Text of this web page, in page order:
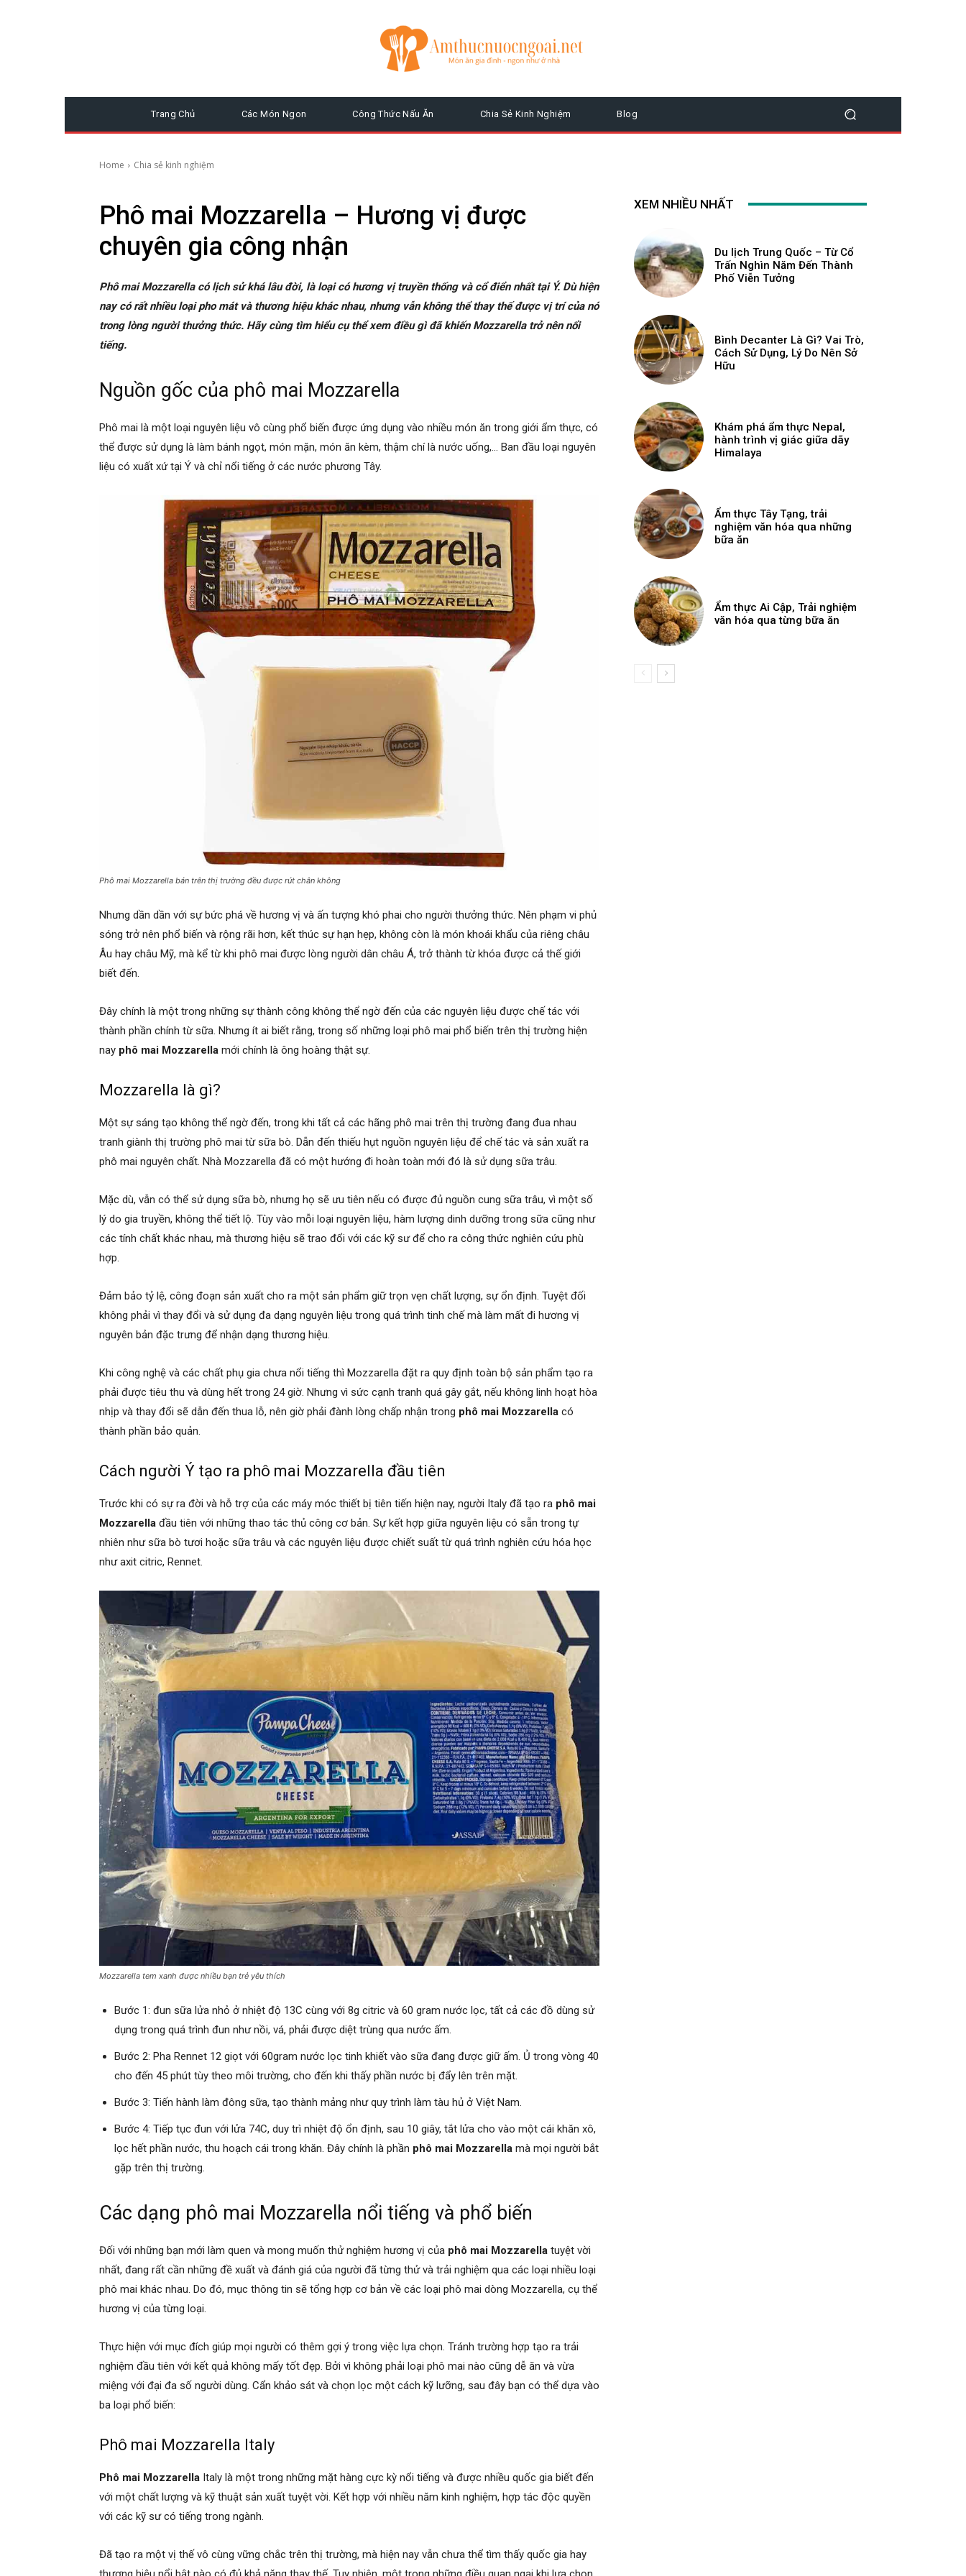
Trang Chủ Các Món Ngon Công Thức Nấu Ăn Chia Sẻ Kinh Nghiệm Blog
Home Chia sẻ kinh nghiệm
Phô mai Mozzarella – Hương vị được
chuyên gia công nhận
Phô mai Mozzarella có lịch sử khá lâu đời, là loại có hương vị truyền thống và cổ điển nhất tại Ý. Dù hiện
nay có rất nhiều loại pho mát và thương hiệu khác nhau, nhưng vẫn không thể thay thế được vị trí của nó
trong lòng người thưởng thức. Hãy cùng tìm hiểu cụ thể xem điều gì đã khiến Mozzarella trở nên nổi
tiếng.
Nguồn gốc của phô mai Mozzarella
Phô mai là một loại nguyên liệu vô cùng phổ biến được ứng dụng vào nhiều món ăn trong giới ẩm thực, có
thể được sử dụng là làm bánh ngọt, món mặn, món ăn kèm, thậm chí là nước uống,… Ban đầu loại nguyên
liệu có xuất xứ tại Ý và chỉ nổi tiếng ở các nước phương Tây.
Phô mai Mozzarella bán trên thị trường đều được rút chân không
Nhưng dần dần với sự bức phá về hương vị và ấn tượng khó phai cho người thưởng thức. Nên phạm vi phủ
sóng trở nên phổ biến và rộng rãi hơn, kết thúc sự hạn hẹp, không còn là món khoái khẩu của riêng châu
Âu hay châu Mỹ, mà kể từ khi phô mai được lòng người dân châu Á, trở thành từ khóa được cả thế giới
biết đến.
Đây chính là một trong những sự thành công không thể ngờ đến của các nguyên liệu được chế tác với
thành phần chính từ sữa. Nhưng ít ai biết rằng, trong số những loại phô mai phổ biến trên thị trường hiện
nay phô mai Mozzarella mới chính là ông hoàng thật sự.
Mozzarella là gì?
Một sự sáng tạo không thể ngờ đến, trong khi tất cả các hãng phô mai trên thị trường đang đua nhau
tranh giành thị trường phô mai từ sữa bò. Dẫn đến thiếu hụt nguồn nguyên liệu để chế tác và sản xuất ra
phô mai nguyên chất. Nhà Mozzarella đã có một hướng đi hoàn toàn mới đó là sử dụng sữa trâu.
Mặc dù, vẫn có thể sử dụng sữa bò, nhưng họ sẽ ưu tiên nếu có được đủ nguồn cung sữa trâu, vì một số
lý do gia truyền, không thể tiết lộ. Tùy vào mỗi loại nguyên liệu, hàm lượng dinh dưỡng trong sữa cũng như
các tính chất khác nhau, mà thương hiệu sẽ trao đổi với các kỹ sư để cho ra công thức nghiên cứu phù
hợp.
Đảm bảo tỷ lệ, công đoạn sản xuất cho ra một sản phẩm giữ trọn vẹn chất lượng, sự ổn định. Tuyệt đối
không phải vì thay đổi và sử dụng đa dạng nguyên liệu trong quá trình tinh chế mà làm mất đi hương vị
nguyên bản đặc trưng để nhận dạng thương hiệu.
Khi công nghệ và các chất phụ gia chưa nổi tiếng thì Mozzarella đặt ra quy định toàn bộ sản phẩm tạo ra
phải được tiêu thu và dùng hết trong 24 giờ. Nhưng vì sức cạnh tranh quá gây gắt, nếu không linh hoạt hòa
nhịp và thay đổi sẽ dẫn đến thua lỗ, nên giờ phải đành lòng chấp nhận trong phô mai Mozzarella có
thành phần bảo quản.
Cách người Ý tạo ra phô mai Mozzarella đầu tiên
Trước khi có sự ra đời và hỗ trợ của các máy móc thiết bị tiên tiến hiện nay, người Italy đã tạo ra phô mai
Mozzarella đầu tiên với những thao tác thủ công cơ bản. Sự kết hợp giữa nguyên liệu có sẵn trong tự
nhiên như sữa bò tươi hoặc sữa trâu và các nguyên liệu được chiết suất từ quá trình nghiên cứu hóa học
như axit citric, Rennet.
Mozzarella tem xanh được nhiều bạn trẻ yêu thích
Bước 1: đun sữa lửa nhỏ ở nhiệt độ 13C cùng với 8g citric và 60 gram nước lọc, tất cả các đồ dùng sử
dụng trong quá trình đun như nồi, vá, phải được diệt trùng qua nước ấm.
Bước 2: Pha Rennet 12 giọt với 60gram nước lọc tinh khiết vào sữa đang được giữ ấm. Ủ trong vòng 40
cho đến 45 phút tùy theo môi trường, cho đến khi thấy phần nước bị đẩy lên trên mặt.
Bước 3: Tiến hành làm đông sữa, tạo thành mảng như quy trình làm tàu hủ ở Việt Nam.
Bước 4: Tiếp tục đun với lửa 74C, duy trì nhiệt độ ổn định, sau 10 giây, tắt lửa cho vào một cái khăn xô,
lọc hết phần nước, thu hoạch cái trong khăn. Đây chính là phần phô mai Mozzarella mà mọi người bắt
gặp trên thị trường.
Các dạng phô mai Mozzarella nổi tiếng và phổ biến
Đối với những bạn mới làm quen và mong muốn thử nghiệm hương vị của phô mai Mozzarella tuyệt vời
nhất, đang rất cần những đề xuất và đánh giá của người đã từng thử và trải nghiệm qua các loại nhiều loại
phô mai khác nhau. Do đó, mục thông tin sẽ tổng hợp cơ bản về các loại phô mai dòng Mozzarella, cụ thể
hương vị của từng loại.
Thực hiện với mục đích giúp mọi người có thêm gợi ý trong việc lựa chọn. Tránh trường hợp tạo ra trải
nghiệm đầu tiên với kết quả không mấy tốt đẹp. Bởi vì không phải loại phô mai nào cũng dễ ăn và vừa
miệng với đại đa số người dùng. Cẩn khảo sát và chọn lọc một cách kỹ lưỡng, sau đây bạn có thể dựa vào
ba loại phổ biến:
Phô mai Mozzarella Italy
Phô mai Mozzarella Italy là một trong những mặt hàng cực kỳ nổi tiếng và được nhiều quốc gia biết đến
với một chất lượng và kỹ thuật sản xuất tuyệt vời. Kết hợp với nhiều năm kinh nghiệm, hợp tác độc quyền
với các kỹ sư có tiếng trong ngành.
Đã tạo ra một vị thế vô cùng vững chắc trên thị trường, mà hiện nay vẫn chưa thể tìm thấy quốc gia hay
XEM NHIỀU NHẤT
Du lịch Trung Quốc – Từ Cổ
Trấn Nghìn Năm Đến Thành
Phố Viễn Tưởng
Bình Decanter Là Gì? Vai Trò,
Cách Sử Dụng, Lý Do Nên Sở
Hữu
Khám phá ẩm thực Nepal,
hành trình vị giác giữa dãy
Himalaya
Ẩm thực Tây Tạng, trải
nghiệm văn hóa qua những
bữa ăn
Ẩm thực Ai Cập, Trải nghiệm
văn hóa qua từng bữa ăn